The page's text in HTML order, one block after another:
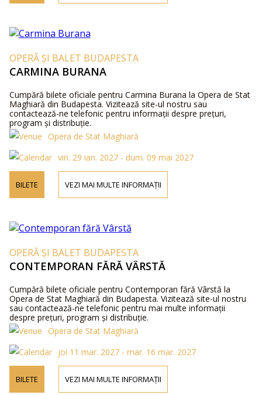
OPERĂ ȘI BALET BUDAPESTA
CARMINA BURANA
Cumpără bilete oficiale pentru Carmina Burana la Opera de Stat
Maghiară din Budapesta. Vizitează site-ul nostru sau
contactează-ne telefonic pentru informații despre prețuri,
program și distribuție.
Opera de Stat Maghiară
vin. 29 ian. 2027 - dum. 09 mai 2027
BILETE VEZI MAI MULTE INFORMAȚII
OPERĂ ȘI BALET BUDAPESTA
CONTEMPORAN FĂRĂ VÂRSTĂ
Cumpără bilete oficiale pentru Contemporan fără Vârstă la
Opera de Stat Maghiară din Budapesta. Vizitează site-ul nostru
sau contactează-ne telefonic pentru mai multe informații
despre prețuri, program și distribuție.
Opera de Stat Maghiară
joi 11 mar. 2027 - mar. 16 mar. 2027
BILETE VEZI MAI MULTE INFORMAȚII